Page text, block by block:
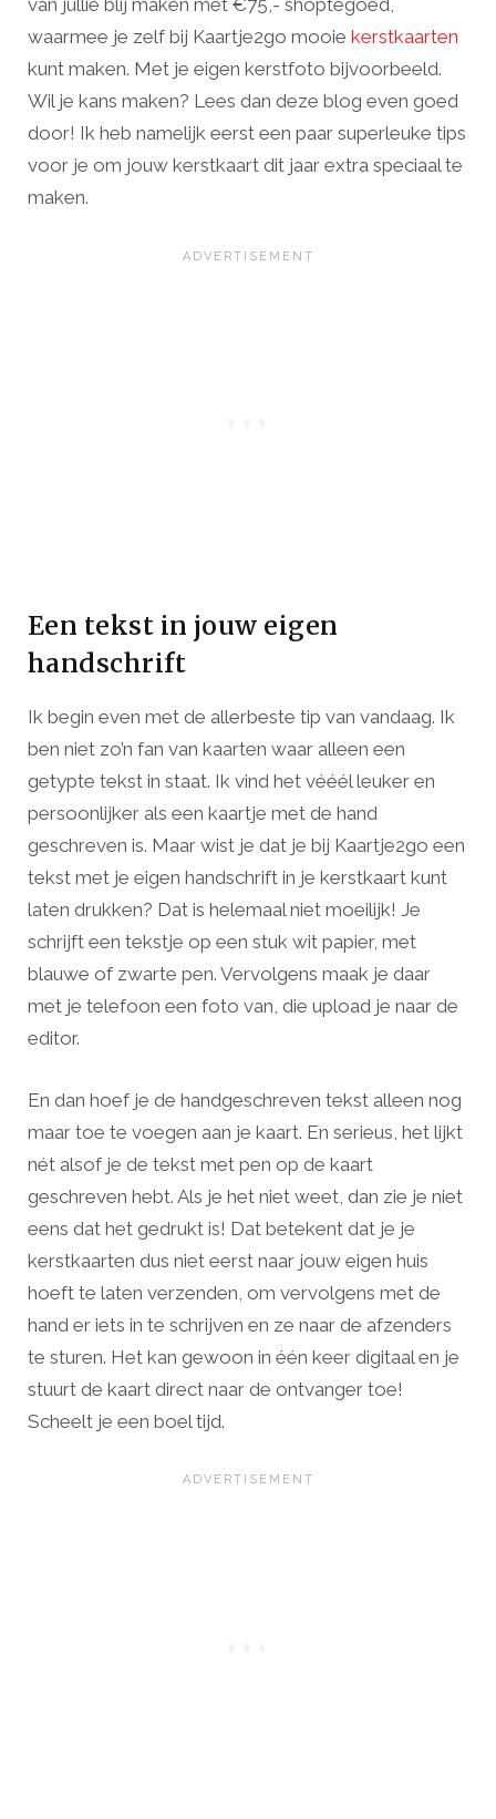
waarmee je zelf bij Kaartje2go mooie kerstkaarten
kunt maken. Met je eigen kerstfoto bijvoorbeeld.
Wil je kans maken? Lees dan deze blog even goed
door! Ik heb namelijk eerst een paar superleuke tips
voor je om jouw kerstkaart dit jaar extra speciaal te
maken.
Een tekst in jouw eigen
handschrift
Ik begin even met de allerbeste tip van vandaag. Ik
ben niet zo’n fan van kaarten waar alleen een
getypte tekst in staat. Ik vind het vééél leuker en
persoonlijker als een kaartje met de hand
geschreven is. Maar wist je dat je bij Kaartje2go een
tekst met je eigen handschrift in je kerstkaart kunt
laten drukken? Dat is helemaal niet moeilijk! Je
schrijft een tekstje op een stuk wit papier, met
blauwe of zwarte pen. Vervolgens maak je daar
met je telefoon een foto van, die upload je naar de
editor.
En dan hoef je de handgeschreven tekst alleen nog
maar toe te voegen aan je kaart. En serieus, het lijkt
nét alsof je de tekst met pen op de kaart
geschreven hebt. Als je het niet weet, dan zie je niet
eens dat het gedrukt is! Dat betekent dat je je
kerstkaarten dus niet eerst naar jouw eigen huis
hoeft te laten verzenden, om vervolgens met de
hand er iets in te schrijven en ze naar de afzenders
te sturen. Het kan gewoon in één keer digitaal en je
stuurt de kaart direct naar de ontvanger toe!
Scheelt je een boel tijd.